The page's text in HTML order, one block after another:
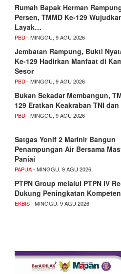
Rumah Bapak Herman
Persen, TMMD Ke-129
Layak…
PBD- MINGGU, 9 AGU 2026
Jembatan Rampung, Bukti
Ke-129 Hadirkan Manfaat di
Sesor
PBD- MINGGU, 9 AGU 2026
Bukan Sekadar Membangun,
129 Eratkan Keakraban TNI
PBD- MINGGU, 9 AGU 2026
Satgas Yonif 2 Marinir Bangun
Penampungan Air Bersama
Paniai
PAPUA- MINGGU, 9 AGU 2026
PTPN Group melalui PTPN IV
Dukung Peningkatan
EKBIS- MINGGU, 9 AGU 2026